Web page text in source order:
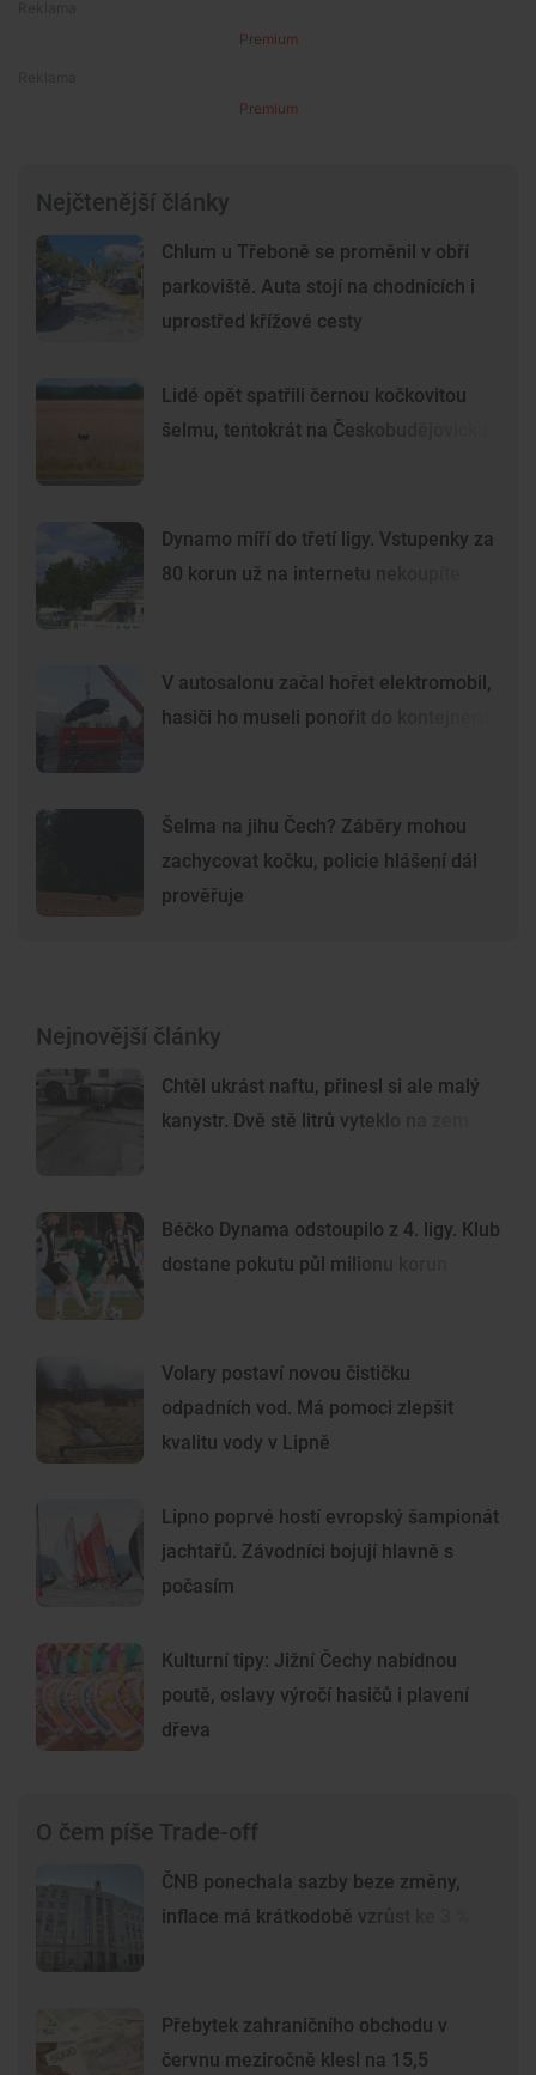
Premium
Premium
Nejčtenější články
Chlum u Třeboně se proměnil v obří
parkoviště. Auta stojí na chodnících i
uprostřed křížové cesty
Lidé opět spatřili černou kočkovitou
šelmu, tentokrát na Českobudějovicku
Dynamo míří do třetí ligy. Vstupenky za
80 korun už na internetu nekoupíte
V autosalonu začal hořet elektromobil,
hasiči ho museli ponořit do kontejneru
Šelma na jihu Čech? Záběry mohou
zachycovat kočku, policie hlášení dál
prověřuje
Nejnovější články
Chtěl ukrást naftu, přinesl si ale malý
kanystr. Dvě stě litrů vyteklo na zem
Béčko Dynama odstoupilo z 4. ligy. Klub
dostane pokutu půl milionu korun
Volary postaví novou čističku
odpadních vod. Má pomoci zlepšit
kvalitu vody v Lipně
Lipno poprvé hostí evropský šampionát
jachtařů. Závodníci bojují hlavně s
počasím
Kulturní tipy: Jižní Čechy nabídnou
poutě, oslavy výročí hasičů i plavení
dřeva
O čem píše Trade-off
ČNB ponechala sazby beze změny,
inflace má krátkodobě vzrůst ke 3 %
Přebytek zahraničního obchodu v
červnu meziročně klesl na 15,5